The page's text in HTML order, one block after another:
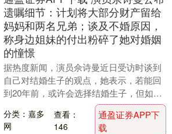
遗嘱细节：计划将大部分财产留给
妈妈和两名兄弟；谈及不婚原因，
称身边姐妹的付出粉碎了她对婚姻
的憧憬
据热度新闻，演员佘诗曼近日受访时谈到
自己对结婚生子的观点，她表示，若能回
到20年前，或许会选择结婚生子，但如今
心态已然转变，因为看到身边姐妹们为家
庭的付出“远比....
分类：嘉多
网
查看：
146
通盈证券APP下
载